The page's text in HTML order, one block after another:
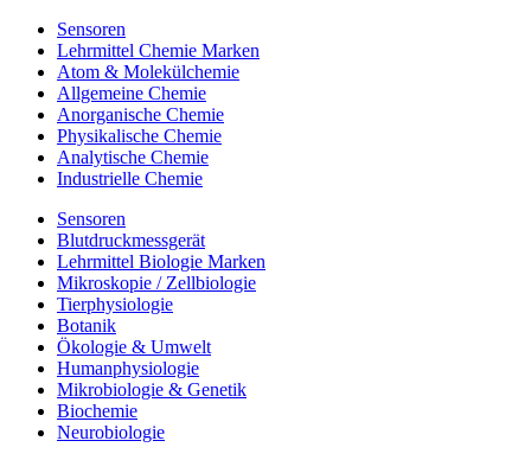
Sensoren
Lehrmittel Chemie Marken
Atom & Molekülchemie
Allgemeine Chemie
Anorganische Chemie
Physikalische Chemie
Analytische Chemie
Industrielle Chemie
Sensoren
Blutdruckmessgerät
Lehrmittel Biologie Marken
Mikroskopie / Zellbiologie
Tierphysiologie
Botanik
Ökologie & Umwelt
Humanphysiologie
Mikrobiologie & Genetik
Biochemie
Neurobiologie